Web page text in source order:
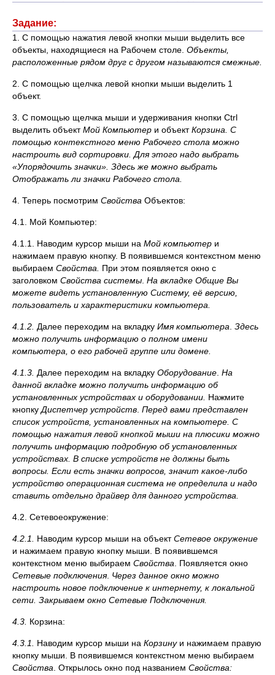
Задание:
1. С помощью нажатия левой кнопки мыши выделить все
объекты, находящиеся на Рабочем столе. Объекты,
расположенные рядом друг с другом называются смежные.
2. С помощью щелчка левой кнопки мыши выделить 1
объект.
3. С помощью щелчка мыши и удерживания кнопки Ctrl
выделить объектМой Компьютер и объектКорзина. С
помощью контекстного меню Рабочего стола можно
настроить вид сортировки. Для этого надо выбрать
«Упорядочить значки». Здесь же можно выбрать
Отображать ли значки Рабочего стола.
4. Теперь посмотрим Свойства Объектов:
4.1. Мой Компьютер:
4.1.1. Наводим курсор мыши на Мой компьютер и
нажимаем правую кнопку. В появившемся контекстном меню
выбираем Свойства.
При этом появляется окно с
заголовком Свойства системы На вкладке Общие Вы
можете видеть установленную Систему, её версию,
пользователь и характеристики компьютера.
4.1.2. Далее переходим на вкладку Имя компьютера Здесь
можно получить информацию о полном имени
компьютера, о его рабочей группе или домене.
4.1.3. Далее переходим на вкладку Оборудование На
данной вкладке можно получить информацию об
установленных устройствах и оборудовании. Нажмите
кнопку Диспетчер устройств Перед вами представлен
список устройств, установленных на компьютере. С
помощью нажатия левой кнопкой мыши на плюсики можно
получить информацию подробную об установленных
устройствах. В списке устройств не должны быть
вопросы. Если есть значки вопросов, значит какое-либо
устройство операционная система не определила и надо
ставить отдельно драйвер для данного устройства.
4.2. Сетевоеокружение:
4.2.1. Наводим курсор мыши на объектСетевое окружение
и нажимаем правую кнопку мыши. В появившемся
контекстном меню выбираем Свойства . Появляется окно
Сетевые подключения. Через данное окно можно
настроить новое подключение к интернету, к локальной
сети. Закрываем окно Сетевые Подключения.
4.3. Корзина:
4.3.1. Наводим курсор мыши на Корзинуи нажимаем правую
кнопку мыши. В появившемся контекстном меню выбираем
Свойства . Открылось окно под названием Свойства: